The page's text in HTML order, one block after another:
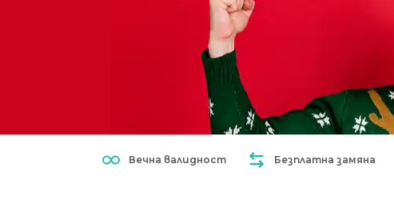
Вечна валидност Безплатна замяна